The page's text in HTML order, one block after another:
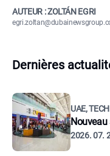
AUTEUR : ZOLTÁN EGRI
Dernières
UAE,
Nouveau
2026. 07.